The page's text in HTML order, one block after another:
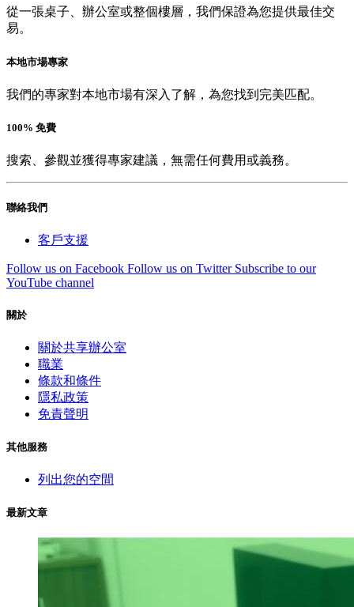
從一張桌子、辦公室或整個樓層，我們保證為您提供最佳交
易。
本地市場專家
我們的專家對本地市場有深入了解，為您找到完美匹配。
100% 免費
搜索、參觀並獲得專家建議，無需任何費用或義務。
聯絡我們
客戶支援
Follow us on Facebook Follow us on Twitter Subscribe to our
YouTube channel
關於
關於共享辦公室
職業
條款和條件
隱私政策
免責聲明
其他服務
列出您的空間
最新文章